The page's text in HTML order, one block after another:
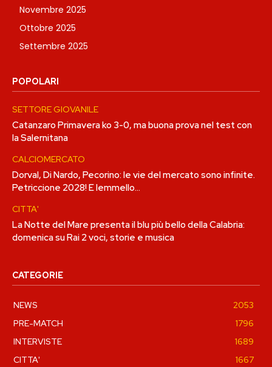
Novembre 2025
Ottobre 2025
Settembre 2025
POPOLARI
SETTORE GIOVANILE
Catanzaro Primavera ko 3-0, ma buona prova nel test con
la Salernitana
CALCIOMERCATO
Dorval, Di Nardo, Pecorino: le vie del mercato sono infinite.
Petriccione 2028! E Iemmello…
CITTA'
La Notte del Mare presenta il blu più bello della Calabria:
domenica su Rai 2 voci, storie e musica
CATEGORIE
NEWS
2053
PRE-MATCH
1796
INTERVISTE
1689
CITTA'
1667